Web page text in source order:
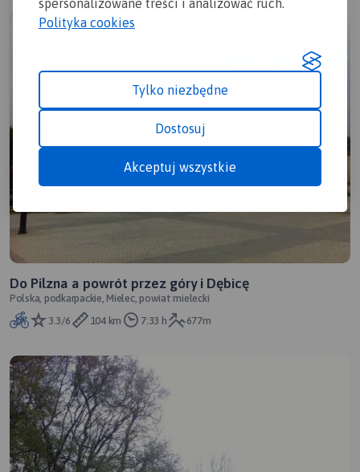
Polityka cookies
Tylko niezbędne
Dostosuj
Akceptuj wszystkie
Do Pilzna a powrót przez góry i Dębicę
Polska, podkarpackie, Mielec, powiat mielecki
3.3/6
104 km 7:33 h 677m